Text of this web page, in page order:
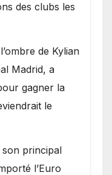
des clubs les
de Kylian
Madrid, a
gagner la
le
son principal
l’Euro